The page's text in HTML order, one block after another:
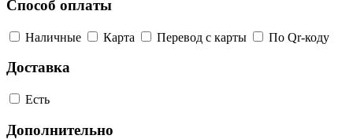
Способ оплаты
Наличные Карта Перевод с карты По Qr-коду
Доставка
Есть
Дополнительно